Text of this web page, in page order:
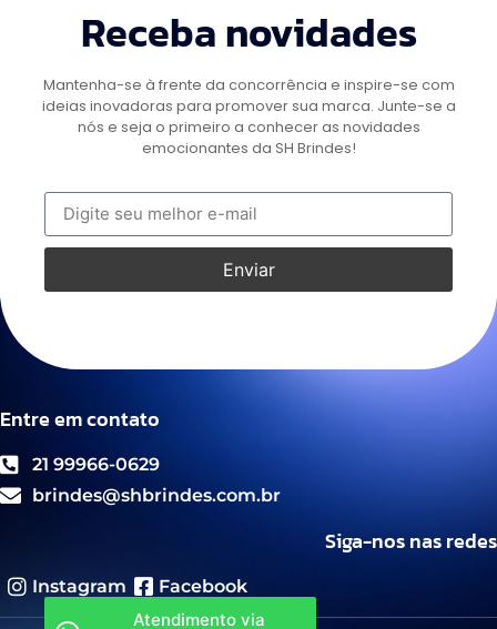
Receba novidades
Mantenha-se à frente da concorrência e inspire-se com
ideias inovadoras para promover sua marca. Junte-se a
nós e seja o primeiro a conhecer as novidades
emocionantes da SH Brindes!
Enviar
Entre em contato
21 99966-0629
brindes@shbrindes.com.br
Atendimento via
Siga-nos nas redes
Instagram Facebook